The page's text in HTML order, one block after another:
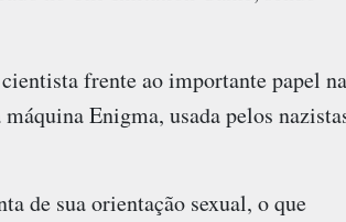
frente ao importante papel na
Enigma, usada pelos
de sua orientação sexual, o que